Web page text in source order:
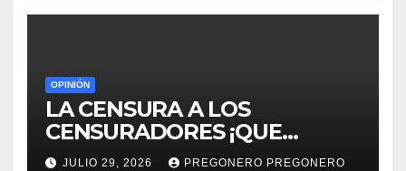
OPINIÓN
LA CENSURA A LOS
CENSURADORES ¡QUE
HORROR!
JULIO 29, 2026 PREGONERO PREGONERO